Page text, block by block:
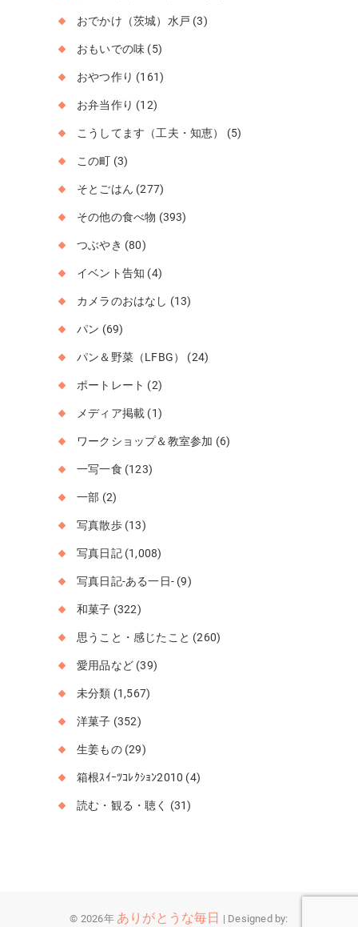
おでかけ（茨城）水戸 (3)
おもいでの味 (5)
おやつ作り (161)
お弁当作り (12)
こうしてます（工夫・知恵） (5)
この町 (3)
そとごはん (277)
その他の食べ物 (393)
つぶやき (80)
イベント告知 (4)
カメラのおはなし (13)
パン (69)
パン＆野菜（LFBG） (24)
ポートレート (2)
メディア掲載 (1)
ワークショップ＆教室参加 (6)
一写一食 (123)
一部 (2)
写真散歩(13)
写真日記(1,008)
写真日記-ある一日- (9)
和菓子 (322)
思うこと・感じたこと (260)
愛用品など (39)
未分類 (1,567)
洋菓子 (352)
生姜もの(29)
箱根ｽｲｰﾂｺﾚｸｼｮﾝ2010 (4)
読む・観る・聴く (31)
© 2026年 ありがとうな毎日 | Designed by: